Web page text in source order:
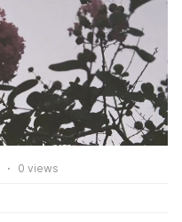
0 views